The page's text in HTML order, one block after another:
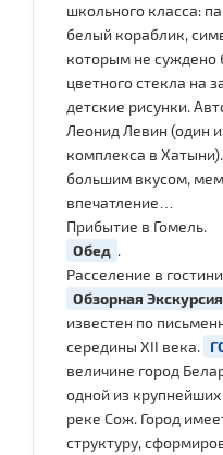
школьного класса:
белый кораблик,
которым не суждено
цветного стекла на
детские рисунки.
Леонид Левин (один
комплекса в
большим вкусом,
впечатление…
Прибытие в Гомель.
Обед .
Расселение в
Обзорная Экскурсия
известен по
середины XII века.
величине город
одной из
реке Сож. Город
структуру,